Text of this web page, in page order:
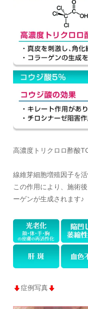
高濃度トリクロロ酢酸
線維芽細胞増殖因子を
この作用により、施術後
ーゲンが生成されます♪
症例写真